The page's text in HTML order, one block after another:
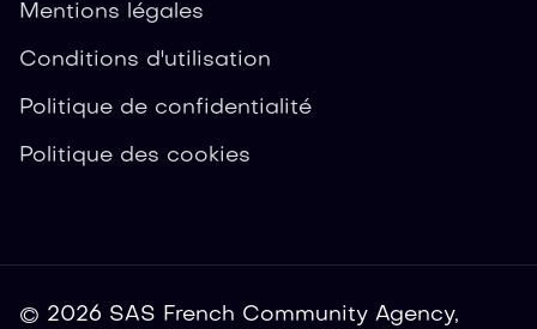
Mentions légales
Conditions d'utilisation
Politique de confidentialité
Politique des cookies
© 2026 SAS French Community Agency,